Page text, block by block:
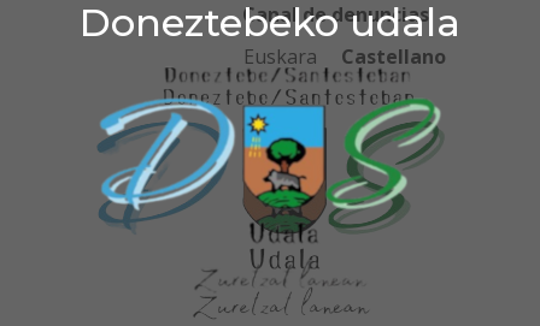
Doneztebeko udala
Ir al contenido
Doneztebeko udala
Canal de denuncias
Euskara
Castellano